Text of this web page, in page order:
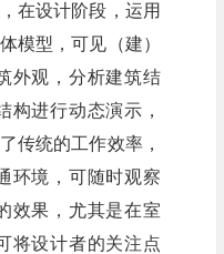
在设计阶段，运用
模型，可见（建）
外观，分析建筑结
构进行动态演示，
传统的工作效率，
环境，可随时观察
效果，尤其是在室
将设计者的关注点